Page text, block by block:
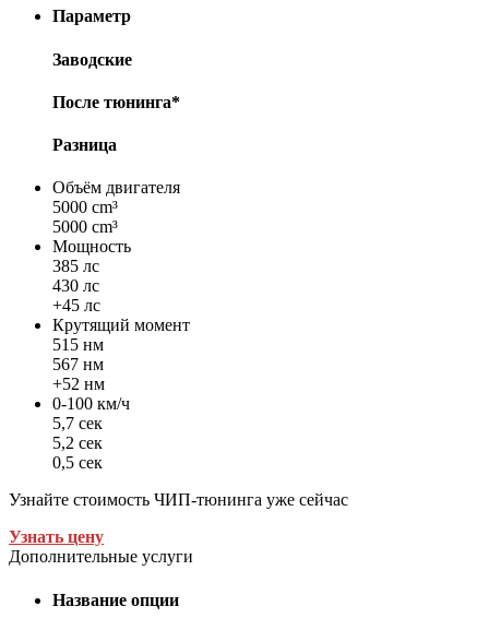
Параметр
Заводские
После тюнинга*
Разница
Объём двигателя
5000 cm³
5000 cm³
Мощность
385 лс
430 лс
+45 лс
Крутящий момент
515 нм
567 нм
+52 нм
0-100 км/ч
5,7 сек
5,2 сек
0,5 сек
Узнайте стоимость ЧИП-тюнинга уже сейчас
Узнать цену
Дополнительные услуги
Название опции